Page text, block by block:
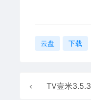
云盘 下载
TV壹米3.5.3